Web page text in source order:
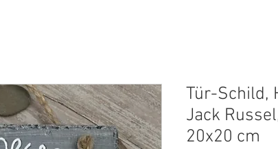
Tür-Schild,
Jack
20x20 cm